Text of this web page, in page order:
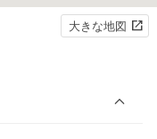
大きな地図